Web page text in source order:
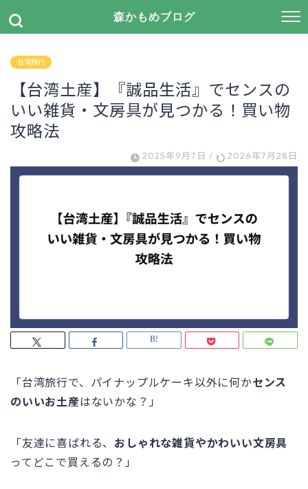
森かもめブログ
台湾旅行
【台湾土産】『誠品生活』でセンスの
いい雑貨・文房具が見つかる！買い物
攻略法
2025年9月7日 / 2026年7月28日
「台湾旅行で、パイナップルケーキ以外に何かセンス
のいいお土産はないかな？」
「友達に喜ばれる、 おしゃれな雑貨やかわいい文房具
ってどこで買えるの？」